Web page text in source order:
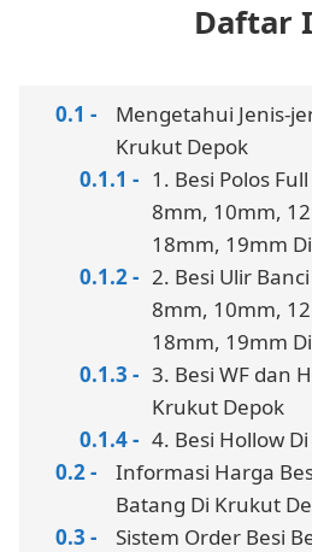
Daftar
Mengetahui Jenis-
Krukut Depok
1. Besi Polos
8mm, 10mm,
18mm, 19mm
2. Besi Ulir
8mm, 10mm,
18mm, 19mm
3. Besi WF dan
Krukut Depok
4. Besi Hollow
Informasi Harga
Batang Di Krukut
Sistem Order Besi